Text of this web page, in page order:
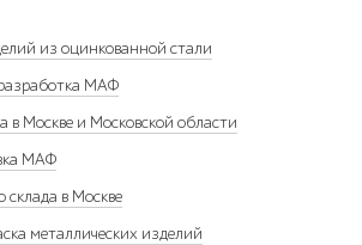
из оцинкованной стали
МАФ
в Москве и Московской области
МАФ
в Москве
металлических изделий